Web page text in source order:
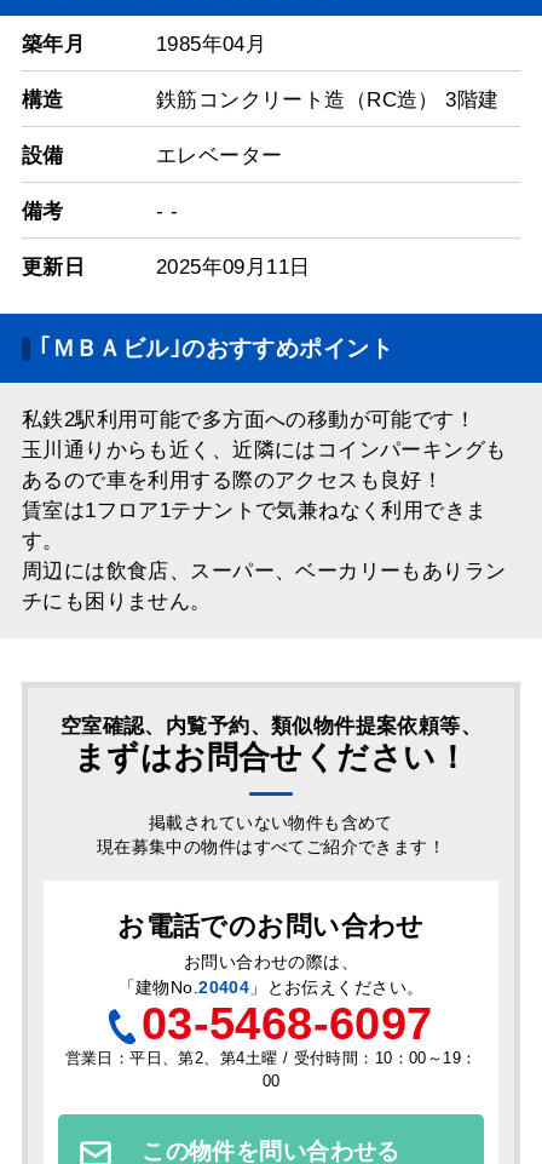
築年月 1985年04月
構造 鉄筋コンクリート造（RC造） 3階建
設備 エレベーター
備考 - -
更新日 2025年09月11日
｢ＭＢＡビル｣のおすすめポイント
私鉄2駅利用可能で多方面への移動が可能です！
玉川通りからも近く、近隣にはコインパーキングも
あるので車を利用する際のアクセスも良好！
賃室は1フロア1テナントで気兼ねなく利用できま
す。
周辺には飲食店、スーパー、ベーカリーもありラン
チにも困りません。
空室確認、内覧予約、類似物件提案依頼等、
まずはお問合せください！
掲載されていない物件も含めて
現在募集中の物件はすべてご紹介できます！
お電話でのお問い合わせ
お問い合わせの際は、
「建物No.20404 」とお伝えください。
03-5468-6097
営業日：平日、第2、第4土曜 / 受付時間：10：00～19：
00
この物件を問い合わせる